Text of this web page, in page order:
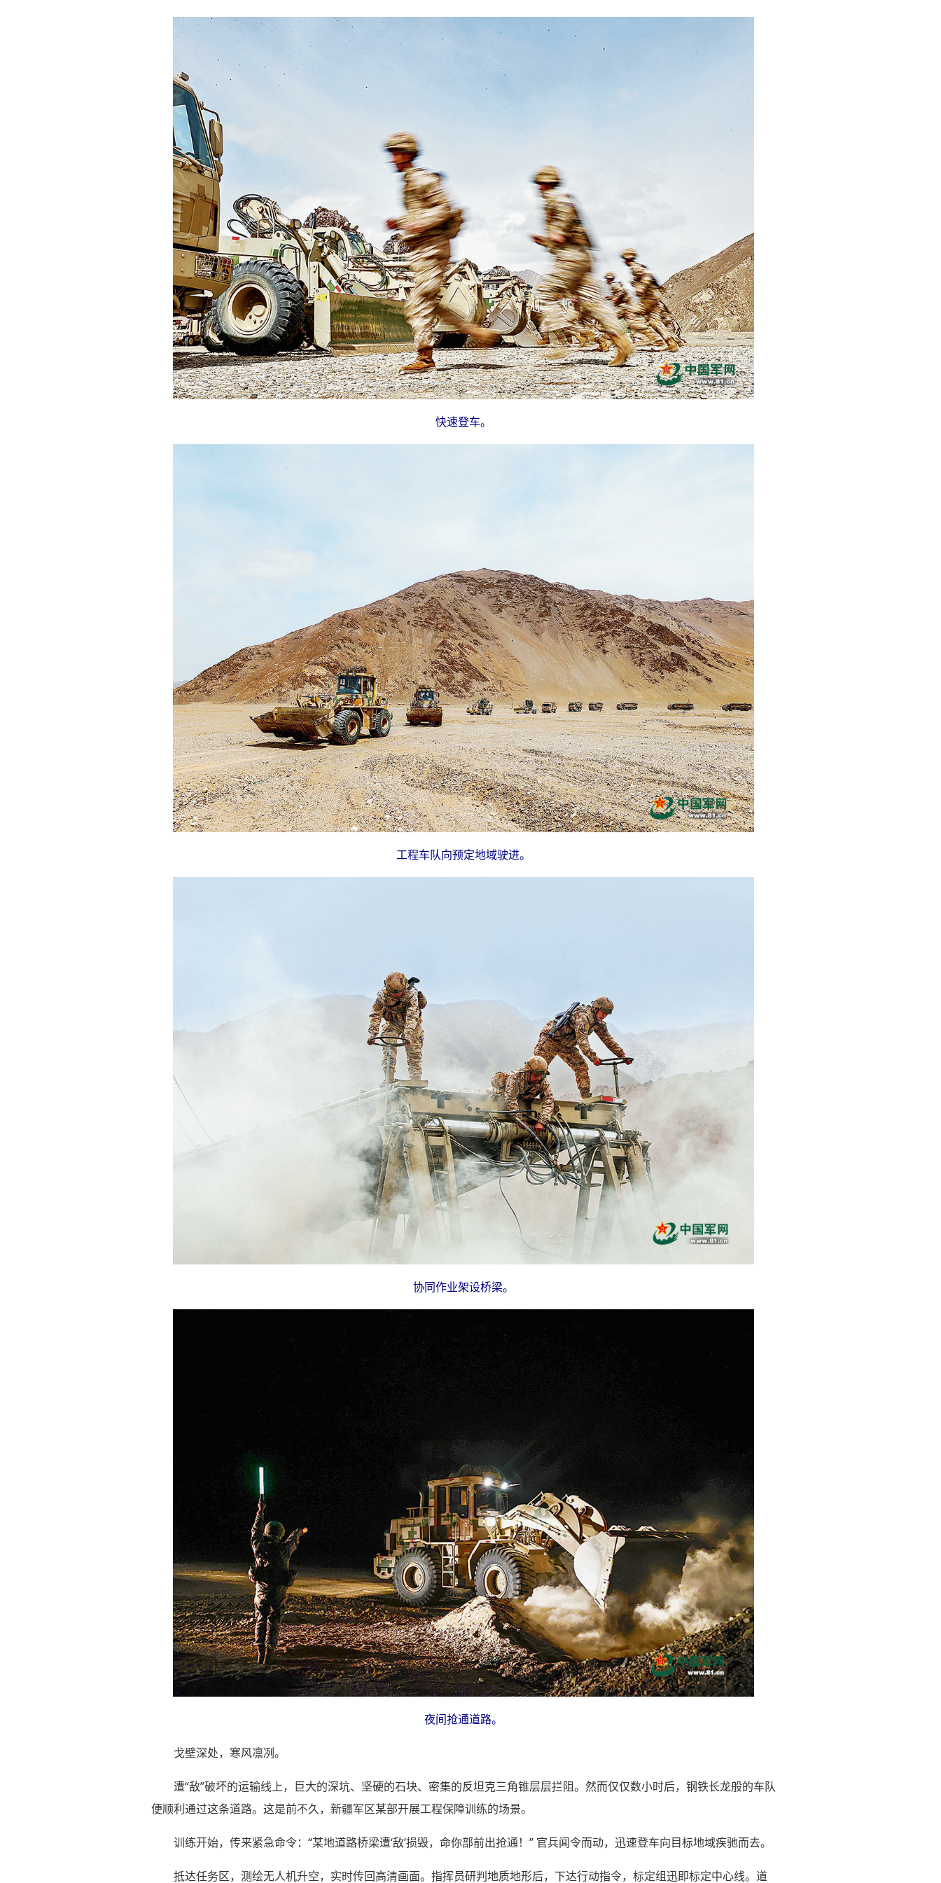
快速登车。
工程车队向预定地域驶进。
协同作业架设桥梁。
夜间抢通道路。
戈壁深处，寒风凛冽。
遭“敌”破坏的运输线上，巨大的深坑、坚硬的石块、密集的反坦克三角锥层层拦阻。然而仅仅数小时后，钢铁长龙般的车队
便顺利通过这条道路。这是前不久，新疆军区某部开展工程保障训练的场景。
训练开始，传来紧急命令：“某地道路桥梁遭‘敌’损毁，命你部前出抢通！” 官兵闻令而动，迅速登车向目标地域疾驰而去。
抵达任务区，测绘无人机升空，实时传回高清画面。指挥员研判地质地形后，下达行动指令，标定组迅即标定中心线。道